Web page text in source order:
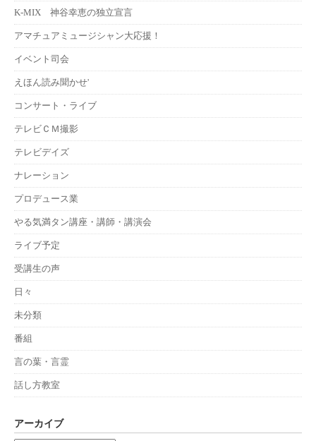
K-MIX 神谷幸恵の独立宣言
アマチュアミュージシャン大応援！
イベント司会
えほん読み聞かせ'
コンサート・ライブ
テレビＣＭ撮影
テレビデイズ
ナレーション
プロデュース業
やる気満タン講座・講師・講演会
ライブ予定
受講生の声
日々
未分類
番組
言の葉・言霊
話し方教室
アーカイブ